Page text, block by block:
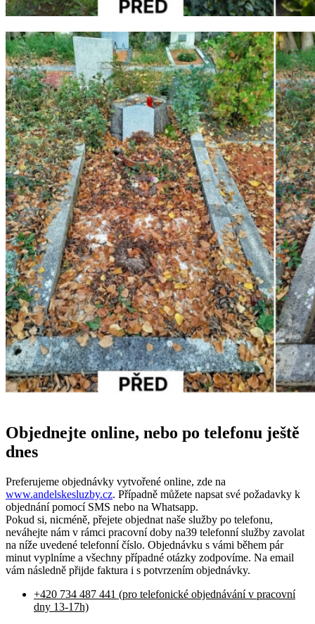
Objednejte online, nebo po telefonu ještě
dnes
Preferujeme objednávky vytvořené online, zde na
www.andelskesluzby.cz. Případně můžete napsat své požadavky k
objednání pomocí SMS nebo na Whatsapp.
Pokud si, nicméně, přejete objednat naše služby po telefonu,
neváhejte nám v rámci pracovní doby na39 telefonní služby zavolat
na níže uvedené telefonní číslo. Objednávku s vámi během pár
minut vyplníme a všechny případné otázky zodpovíme. Na email
vám následně přijde faktura i s potvrzením objednávky.
+420 734 487 441 (pro telefonické objednávání v pracovní
dny 13-17h)